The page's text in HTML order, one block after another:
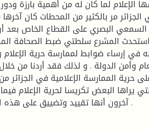
الإعلام لما كان له من أهمية بارزة
مر بالكثير من المحطات كان
القطاع السمعي البصري على القطاع الخاص
استحدث المشرع سلطتي ضبط الصحافة
في إرساء ضوابط لممارسة حرية
وأمن الدولة . و لذلك فقد أردنا من
حرية الممارسة الإعلامية في الجزائر
يراها البعض تكريسا لحرية الإعلام
آخرون أنها تقييد وتضييق على هذه